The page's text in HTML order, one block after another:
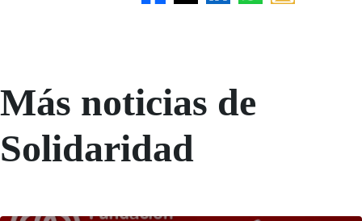
Más noticias de
Solidaridad